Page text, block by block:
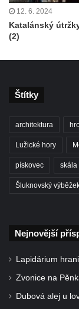
12. 6. 2024
Katalánský
(2)
Štítky
architektura
Lužické hory
pískovec skála
Šluknovský
Nejnovější
Lapidárium
Zvonice na
Dubová alej u